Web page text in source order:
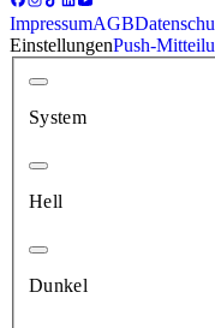
ImpressumAGB
EinstellungenPush-
System
Hell
Dunkel